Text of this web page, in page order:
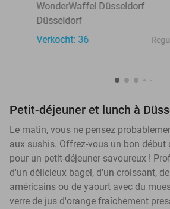
WonderWaffel Düsseldorf
Düsseldorf
Verkocht: 36
Petit-déjeuner et lunch à
Le matin, vous ne pensez
aux sushis. Offrez-vous un bon début
pour un petit-déjeuner savoureux !
d'un délicieux bagel, d'un croissant,
américains ou de yaourt avec du
verre de jus d'orange fraîchement